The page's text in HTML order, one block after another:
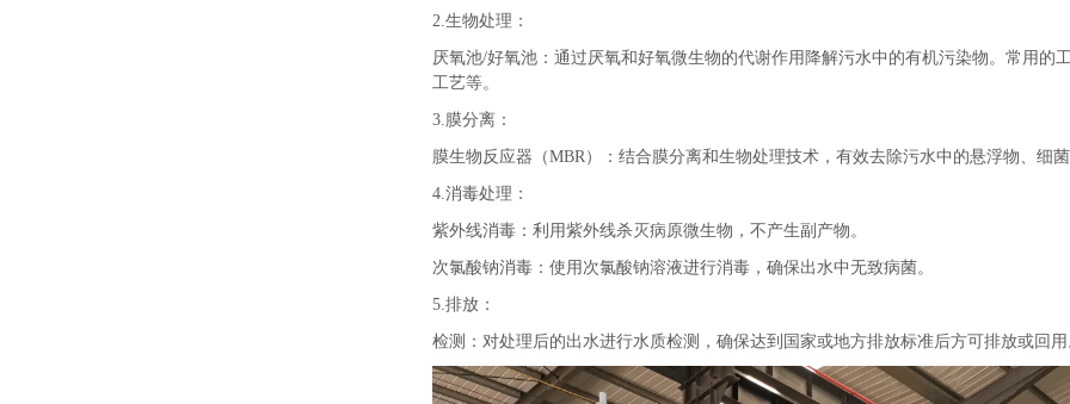
2.生物处理：
厌氧池/好氧池：通过厌氧和好氧微生物的代谢作用降解污水中的有机污染物。常用的
工艺等。
3.膜分离：
膜生物反应器（MBR）：结合膜分离和生物处理技术，有效去除污水中的悬浮物、细
4.消毒处理：
紫外线消毒：利用紫外线杀灭病原微生物，不产生副产物。
次氯酸钠消毒：使用次氯酸钠溶液进行消毒，确保出水中无致病菌。
5.排放：
检测：对处理后的出水进行水质检测，确保达到国家或地方排放标准后方可排放或回用